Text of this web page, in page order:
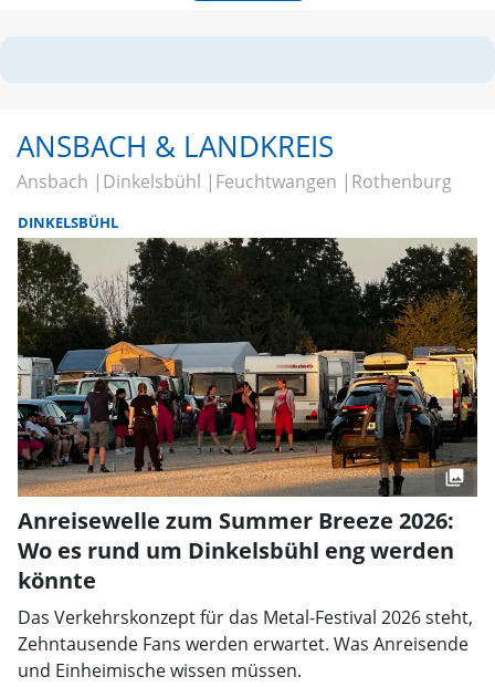
ANSBACH & LANDKREIS
Ansbach Dinkelsbühl Feuchtwangen Rothenburg
DINKELSBÜHL
Anreisewelle zum Summer Breeze 2026:
Wo es rund um Dinkelsbühl eng werden
könnte
Das Verkehrskonzept für das Metal-Festival 2026 steht,
Zehntausende Fans werden erwartet. Was Anreisende
und Einheimische wissen müssen.